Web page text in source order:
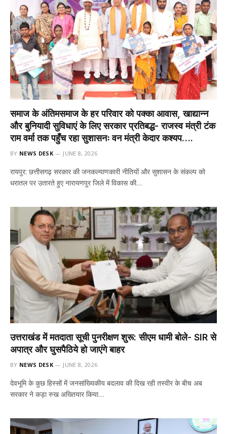
समाज के अंतिमसमाज के हर परिवार को पक्का आवास, खाद्यान्न
और बुनियादी सुविधाएं के लिए सरकार प्रतिबद्ध- राजस्व मंत्री टंक
राम वर्मा तक पहुँच रहा सुशासनः वन मंत्री केदार कश्यप….
BY NEWS DESK JUNE 8, 2026
रायपुर: छत्तीसगढ़ सरकार की जनकल्याणकारी नीतियों और सुशासन के संकल्प को
धरातल पर उतारते हुए नारायणपुर जिले में विकास की…
उत्तराखंड में मतदाता सूची पुनरीक्षण शुरू: सीएम धामी बोले- SIR से
अपात्र और घुसपैठिये हो जाएंगे बाहर
BY NEWS DESK JUNE 8, 2026
देवभूमि के कुछ हिस्सों में जनसांख्यिकीय बदलाव की दिख रही तस्वीर के बीच अब
सरकार ने कड़ा रुख अख्तियार किया…